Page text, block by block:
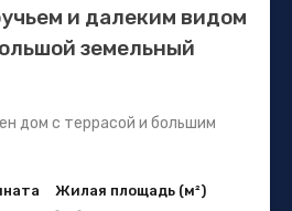
и далеким видом
земельный
дом с террасой и большим
Жилая площадь (м²)